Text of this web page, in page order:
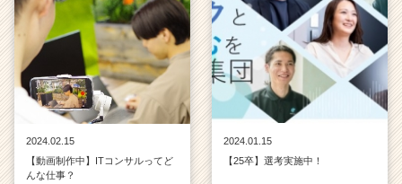
2024.02.15
【動画制作中】ITコンサルってど
んな仕事？
2024.01.15
【25卒】選考実施中！